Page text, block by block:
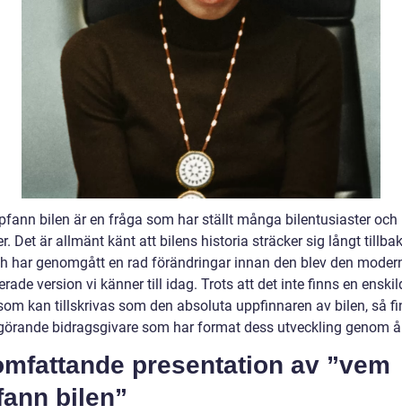
bilen är en fråga som har ställt många bilentusiaster och
Det är allmänt känt att bilens historia sträcker sig långt
har genomgått en rad förändringar innan den blev den
version vi känner till idag. Trots att det inte finns en
kan tillskrivas som den absoluta uppfinnaren av bilen, så
bidragsgivare som har format dess utveckling genom
presentation av ”vem
bilen”